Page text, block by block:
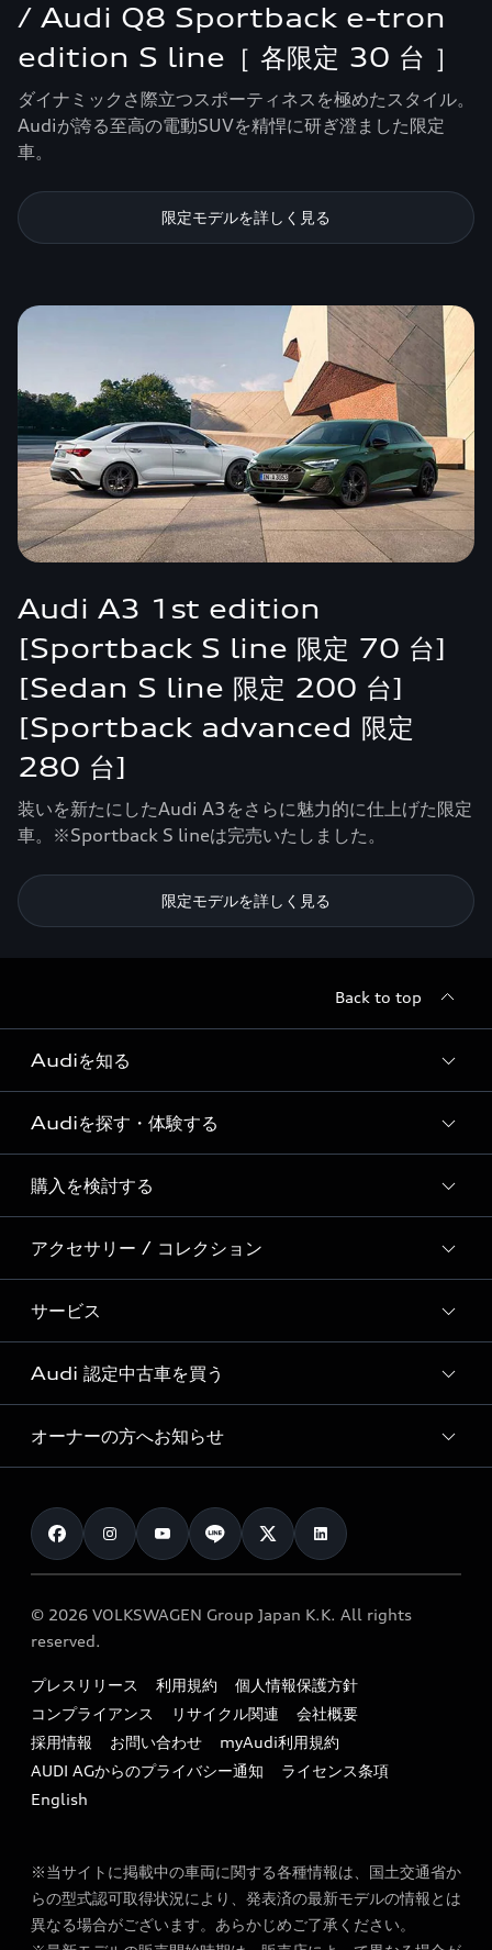
/ Audi Q8 Sportback e-tron
edition S line［ 各限定 30 台 ］
ダイナミックさ際立つスポーティネスを極めたスタイル。
Audiが誇る至高の電動SUVを精悍に研ぎ澄ました限定
車。
限定モデルを詳しく見る
Audi A3 1st edition
[Sportback S line 限定 70 台]
[Sedan S line 限定 200 台]
[Sportback advanced 限定
280 台]
装いを新たにしたAudi A3をさらに魅力的に仕上げた限定
車。※Sportback S lineは完売いたしました。
限定モデルを詳しく見る
Back to top
Audiを知る
Audi ブランド
Story of Progress
Audi Sport
Formula 1®
デジタルサービス
Audiを探す・体験する
ディーラー検索
新車在庫検索
試乗車・展示車検索
見積り依頼
試乗予約
購入を検討する
モデル一覧
特別仕様モデル / 限定モデル
e-tronラインアップ
価格シミュレーション
車両比較
カタログ一覧
アクセサリー / コレクション
純正アクセサリー
オンラインショップ
Audi collection
アウディナビアプリ
サービス
サービス入庫予約
サービスプログラム
メンテナンス
車検 / 定期点検
e-tronアフターサポート
myAudi
Audi 認定中古車を買う
Audi認定中古車
クオリティ
保証
メンテナンス
ファイナンス
キャンペーン / イベント
買取査定
オーナーの方へお知らせ
お知らせ
オーナー様向けキャンペーン
特定整備適用車一覧
リサイクル法
よくある質問（FAQ）
© 2026 VOLKSWAGEN Group Japan K.K. All rights
reserved.
プレスリリース 利用規約
個人情報保護方針
コンプライアンス
リサイクル関連
会社概要
採用情報
お問い合わせ
myAudi利用規約
AUDI AGからのプライバシー通知
ライセンス条項
English
※当サイトに掲載中の車両に関する各種情報は、国土交通省か
らの型式認可取得状況により、発表済の最新モデルの情報とは
異なる場合がございます。あらかじめご了承ください。